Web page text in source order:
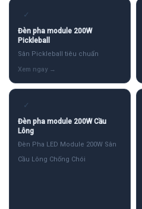
✓
Đèn pha module 200W
Pickleball
Sân Pickleball tiêu chuẩn
✓
Đèn pha module 200W Cầu
Lông
Đèn Pha LED Module 200W Sân
Cầu Lông Chống Chói